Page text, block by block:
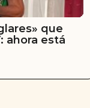
que
ahora está